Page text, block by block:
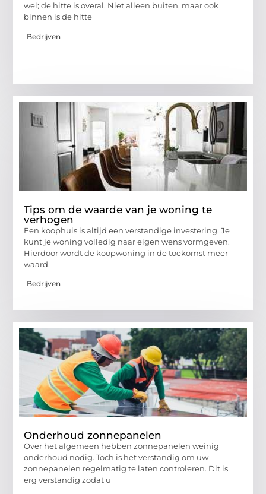
wel; de hitte is overal. Niet alleen buiten, maar ook
binnen is de hitte
Bedrijven
Tips om de waarde van je woning te
verhogen
Een koophuis is altijd een verstandige investering. Je
kunt je woning volledig naar eigen wens vormgeven.
Hierdoor wordt de koopwoning in de toekomst meer
waard.
Bedrijven
Onderhoud zonnepanelen
Over het algemeen hebben zonnepanelen weinig
onderhoud nodig. Toch is het verstandig om uw
zonnepanelen regelmatig te laten controleren. Dit is
erg verstandig zodat u